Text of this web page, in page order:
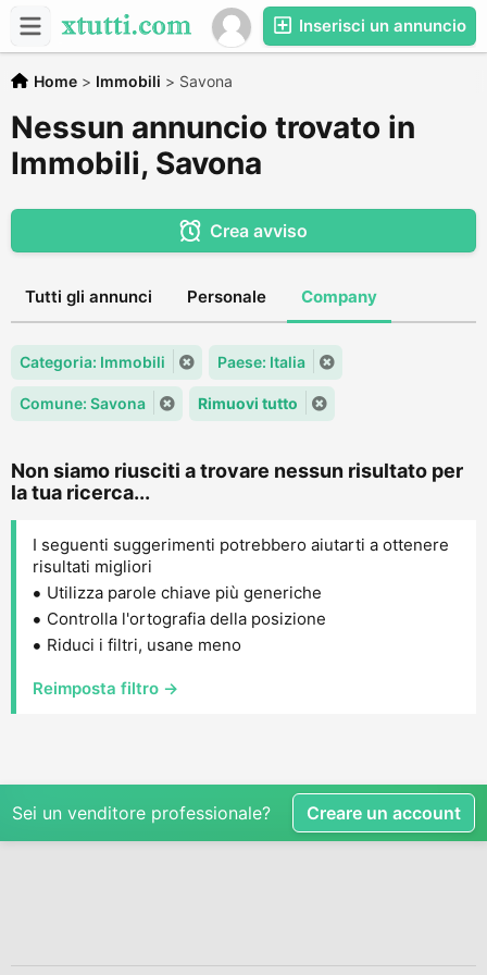
Inserisci un annuncio
Home > Immobili > Savona
Nessun annuncio trovato in
Immobili, Savona
Crea avviso
Tutti gli annunci Personale Company
Categoria: Immobili Paese: Italia
Comune: Savona Rimuovi tutto
Non siamo riusciti a trovare nessun risultato per
la tua ricerca...
I seguenti suggerimenti potrebbero aiutarti a ottenere
risultati migliori
Utilizza parole chiave più generiche
Controlla l'ortografia della posizione
Riduci i filtri, usane meno
Reimposta filtro →
Sei un venditore professionale? Creare un account